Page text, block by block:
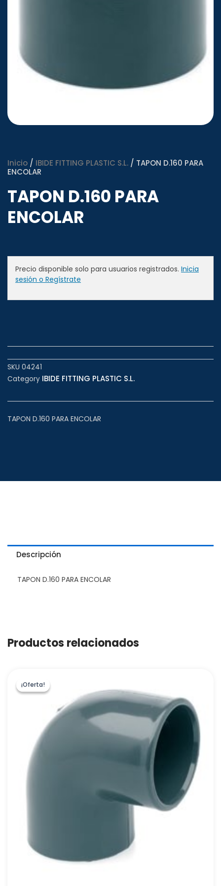
Inicio / IBIDE FITTING PLASTIC S.L. / TAPON D.160 PARA
ENCOLAR
TAPON D.160 PARA
ENCOLAR
Precio disponible solo para usuarios registrados. Inicia
sesión o Regístrate
SKU 04241
Category IBIDE FITTING PLASTIC S.L.
TAPON D.160 PARA ENCOLAR
Descripción
TAPON D.160 PARA ENCOLAR
Productos relacionados
¡Oferta!
¡Oferta!